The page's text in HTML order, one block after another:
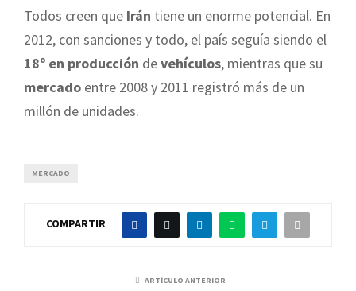
Todos creen que Irán tiene un enorme potencial. En
2012, con sanciones y todo, el país seguía siendo el
18º en producción devehículos, mientras que su
mercado entre 2008 y 2011 registró más de un
millón de unidades.
MERCADO
COMPARTIR
ARTÍCULO ANTERIOR